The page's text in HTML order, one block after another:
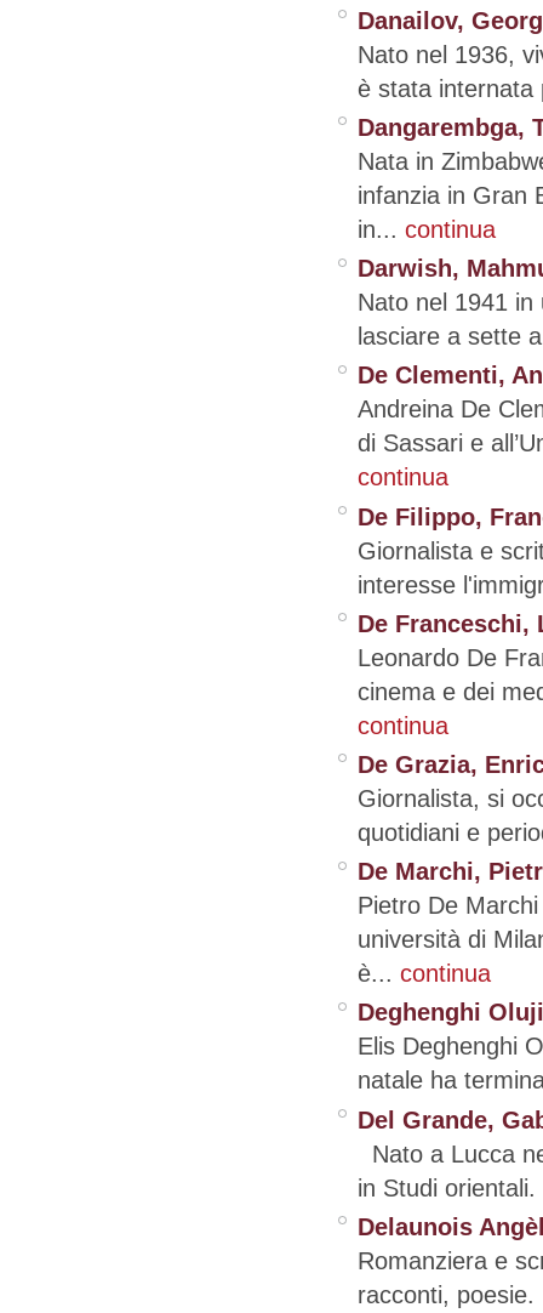
Danailov,
Nato nel 1936,
è stata internata
Dangarembga,
Nata in
infanzia in Gran
in... continua
Darwish,
Nato nel 1941 in
lasciare a sette
De Clementi,
Andreina De
di Sassari e
continua
De Filippo,
Giornalista e
interesse
De Franceschi,
Leonardo De
cinema e dei
continua
De Grazia,
Giornalista, si
quotidiani e
De Marchi,
Pietro De
università di
è... continua
Deghenghi
Elis Deghenghi
natale ha
Del Grande,
Nato a Lucca
in Studi
Delaunois
Romanziera e
racconti,